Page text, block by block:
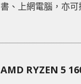
書、上網電腦，亦
1300X 處理器，對
3 雖無 SMT 同步多
AMD RYZEN 5